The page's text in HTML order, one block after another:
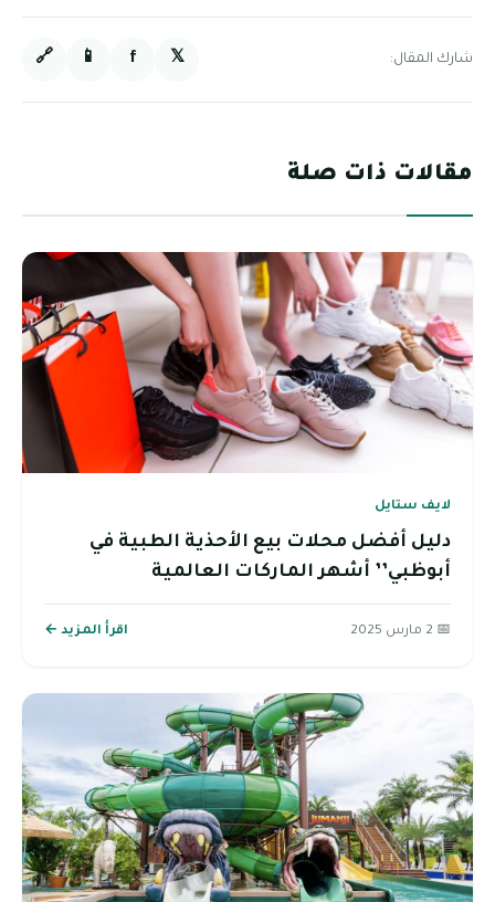
شارك المقال: 𝕏
f
📱
🔗
مقالات ذات صلة
لايف ستايل
دليل أفضل محلات بيع الأحذية الطبية في
أبوظبي’’ أشهر الماركات العالمية
📅 2 مارس 2025 اقرأ المزيد ←